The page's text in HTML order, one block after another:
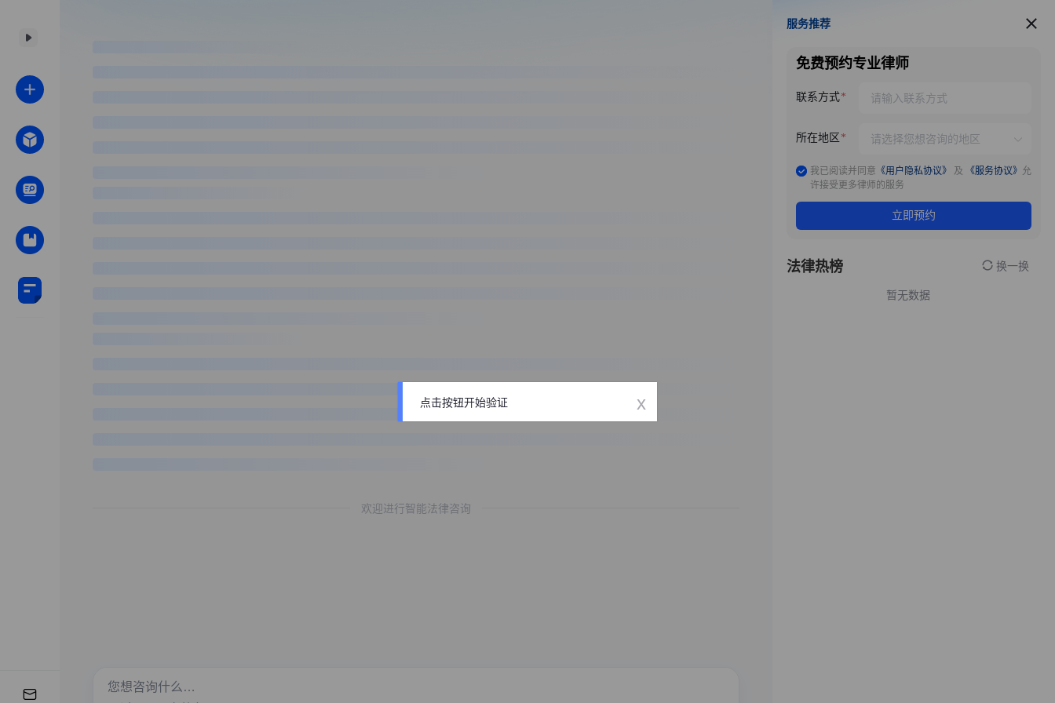
欢迎进行智能法律咨询
服务推荐
服务推荐
免费预约专业律师
联系方式
所在地区
我已阅读并同意 《用户隐私协议》 及 《服务协议》 允
许接受更多律师的服务
立即预约
法律热榜 换一换
暂无数据
点击按钮开始验证 x